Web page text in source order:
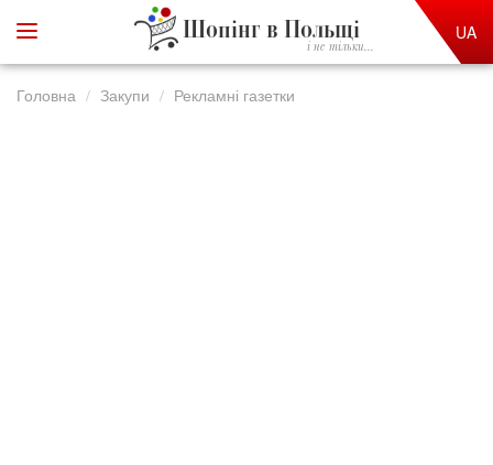
Шопінг в Польщі
і не тільки...
UA
Головна Закупи Рекламні газетки